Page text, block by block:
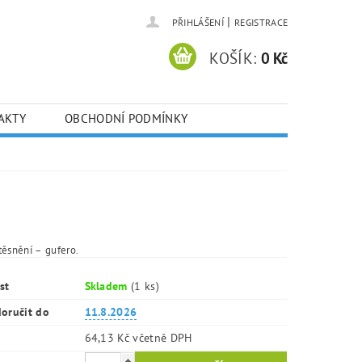
PŘIHLÁŠENÍ | REGISTRACE
KOŠÍK: 0 Kč
OBCHODNÍ PODMÍNKY
– gufero.
Skladem(1 ks)
do
11.8.2026
64,13 Kč včetně DPH